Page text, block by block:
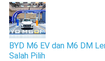
BYD M6 EV dan M6 DM
Salah Pilih